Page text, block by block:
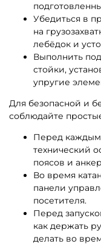
Убедиться в
на
лебёдок и
Выполнить
стойки,
упругие
Для безопасной и
соблюдайте
Перед каждым
технический
поясов и
Во время
панели
посетителя.
Перед
как держать
делать во